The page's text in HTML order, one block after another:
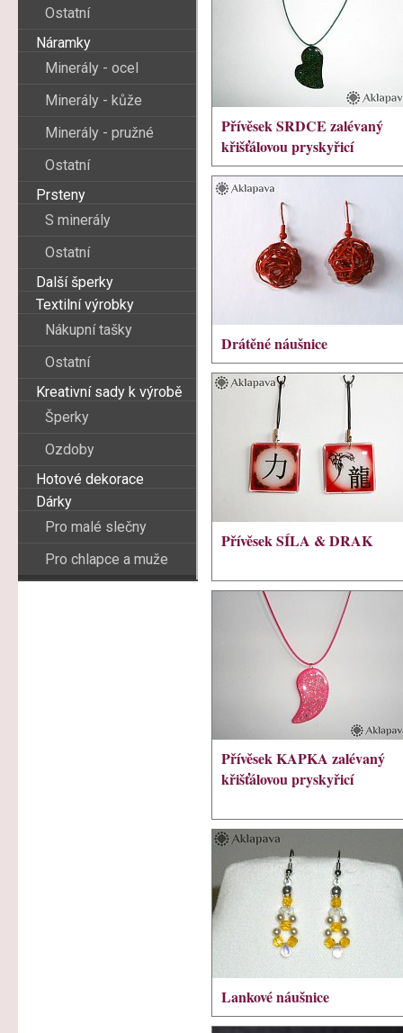
Ostatní
Náramky
Minerály - ocel
Minerály - kůže
Minerály - pružné
Ostatní
Prsteny
S minerály
Ostatní
Další šperky
Textilní výrobky
Nákupní tašky
Ostatní
Kreativní sady k výrobě
Šperky
Ozdoby
Hotové dekorace
Dárky
Pro malé slečny
Pro chlapce a muže
Přívěsek SRDCE zalévaný
křišťálovou pryskyřicí
Drátěné náušnice
Přívěsek SÍLA & DRAK
Přívěsek KAPKA zalévaný
křišťálovou pryskyřicí
Lankové náušnice